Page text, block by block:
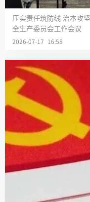
压实责任筑防线 治本攻坚抓落实丨上海院召开2026年第二季度安
全生产委员会工作会议
2026-07-17 16:58